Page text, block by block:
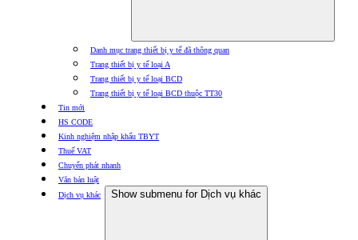
Danh mục trang thiết bị y tế đã thông quan
Trang thiết bị y tế loại A
Trang thiết bị y tế loại BCD
Trang thiết bị y tế loại BCD thuộc TT30
Tin mới
HS CODE
Kinh nghiệm nhập khẩu TBYT
Thuế VAT
Chuyển phát nhanh
Văn bản luật
Dịch vụ khác
Show submenu for Dịch vụ khác